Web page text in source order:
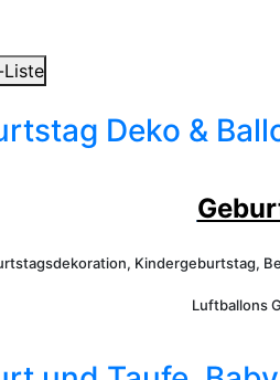
Deko &
Kindergeburtstag,
Luftballons